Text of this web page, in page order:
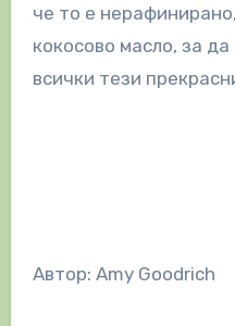
че то е
кокосово масло, за
всички тези
Автор: Amy Goodrich